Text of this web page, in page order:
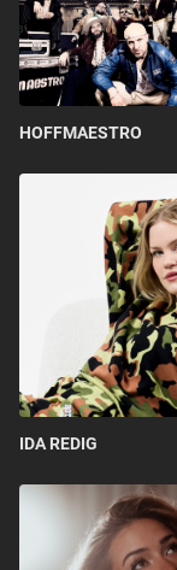
HOFFMAESTRO
IDA REDIG